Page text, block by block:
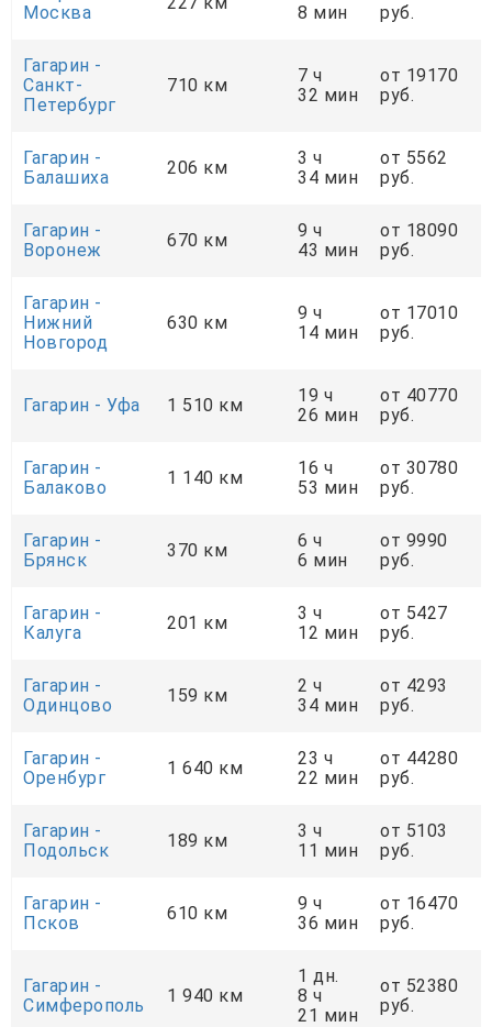
Москва
8 мин
руб.
Гагарин -
Санкт-
Петербург
710 км
7 ч
32 мин
от 19170
руб.
Гагарин -
Балашиха
206 км
3 ч
34 мин
от 5562
руб.
Гагарин -
Воронеж
670 км
9 ч
43 мин
от 18090
руб.
Гагарин -
Нижний
Новгород
630 км
9 ч
14 мин
от 17010
руб.
Гагарин - Уфа 1 510 км
19 ч
26 мин
от 40770
руб.
Гагарин -
Балаково
1 140 км
16 ч
53 мин
от 30780
руб.
Гагарин -
Брянск
370 км
6 ч
6 мин
от 9990
руб.
Гагарин -
Калуга
201 км
3 ч
12 мин
от 5427
руб.
Гагарин -
Одинцово
159 км
2 ч
34 мин
от 4293
руб.
Гагарин -
Оренбург
1 640 км
23 ч
22 мин
от 44280
руб.
Гагарин -
Подольск
189 км
3 ч
11 мин
от 5103
руб.
Гагарин -
Псков
610 км
9 ч
36 мин
от 16470
руб.
Гагарин -
Симферополь
1 940 км
1 дн.
8 ч
21 мин
от 52380
руб.